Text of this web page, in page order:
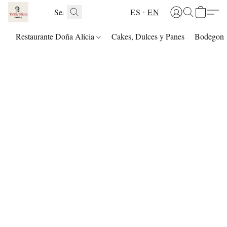
ES EN
Restaurante Doña Alicia Cakes, Dulces y Panes Bodegon